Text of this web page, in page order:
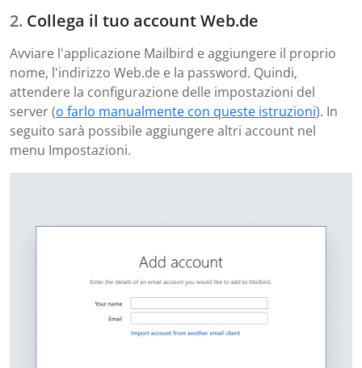
Collega il tuo account Web.de
Avviare l'applicazione Mailbird e aggiungere il proprio
nome, l'indirizzo Web.de e la password. Quindi,
attendere la configurazione delle impostazioni del
server (o farlo manualmente con queste istruzioni). In
seguito sarà possibile aggiungere altri account nel
menu Impostazioni.